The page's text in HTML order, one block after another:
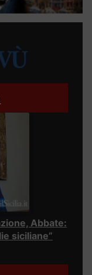
Abbate:
siciliane”